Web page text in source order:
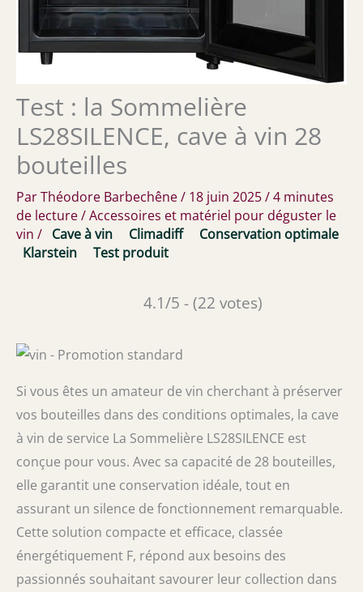
Test : la Sommelière
LS28SILENCE, cave à vin 28
bouteilles
ParThéodore Barbechêne/ 18 juin 2025/4 minutes
de lecture/Accessoires et matériel pour déguster le
vin / Cave à vin Climadiff
Conservation optimale
Klarstein
Test produit
4.1/5 - (22 votes)
Si vous êtes un amateur de vin cherchant à préserver
vos bouteilles dans des conditions optimales, la cave
à vin de service La Sommelière LS28SILENCE est
conçue pour vous. Avec sa capacité de 28 bouteilles,
elle garantit une conservation idéale, tout en
assurant un silence de fonctionnement remarquable.
Cette solution compacte et efficace, classée
énergétiquement F, répond aux besoins des
passionnés souhaitant savourer leur collection dans